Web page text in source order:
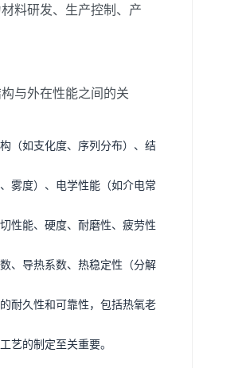
料研发、生产控制、产
与外在性能之间的关
（如支化度、序列分布）、结
雾度）、电学性能（如介电常
性能、硬度、耐磨性、疲劳性
、导热系数、热稳定性（分解
耐久性和可靠性，包括热氧老
艺的制定至关重要。